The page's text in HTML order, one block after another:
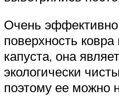
Очень
поверхность
капуста, она
экологически
поэтому ее можно